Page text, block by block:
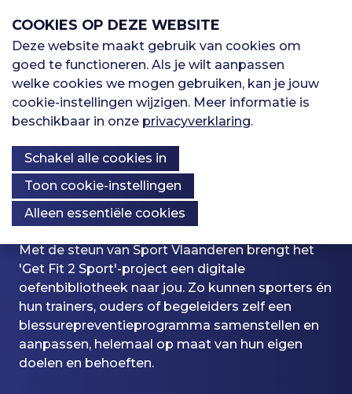
p
r
i
n
g
n
a
e
Get Fit 2 Sport
Kennisbank
Met de steun van Sport Vlaanderen brengt het
'Get Fit 2 Sport'-project een digitale
oefenbibliotheek naar jou. Zo kunnen sporters én
hun trainers, ouders of begeleiders zelf een
blessurepreventieprogramma samenstellen en
aanpassen, helemaal op maat van hun eigen
doelen en behoeften.
H
o
o
f
d
n
a
v
i
Sporten
Oefenbibliotheek
Kennisbank
K
n
o
p
Registreren
I
n
Inloggen
COOKIES OP DEZE WEBSITE
Deze website maakt gebruik van cookies om
goed te functioneren. Als je wilt aanpassen
welke cookies we mogen gebruiken, kan je jouw
cookie-instellingen wijzigen. Meer informatie is
beschikbaar in onze privacyverklaring.
Schakel alle cookies in
Toon cookie-instellingen
Alleen essentiële cookies